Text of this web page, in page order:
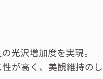
光沢増加度を実現。
が高く、美観維持の